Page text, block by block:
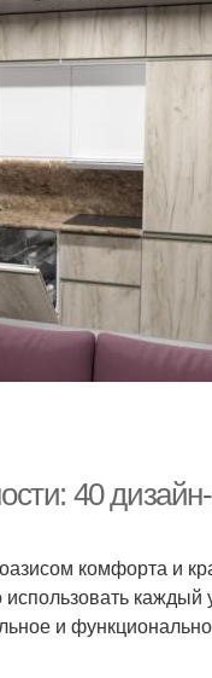
40
комфорта и
каждый
и